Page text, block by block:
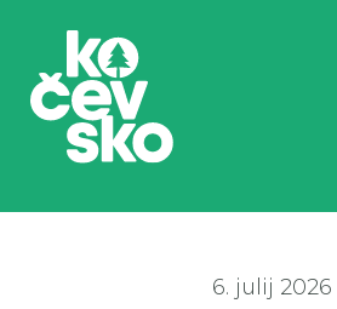
6. julij 2026